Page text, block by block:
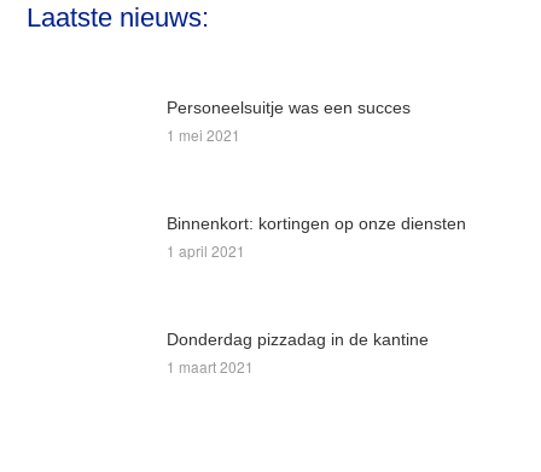
Laatste nieuws:
Personeelsuitje was een succes
1 mei 2021
Binnenkort: kortingen op onze diensten
1 april 2021
Donderdag pizzadag in de kantine
1 maart 2021